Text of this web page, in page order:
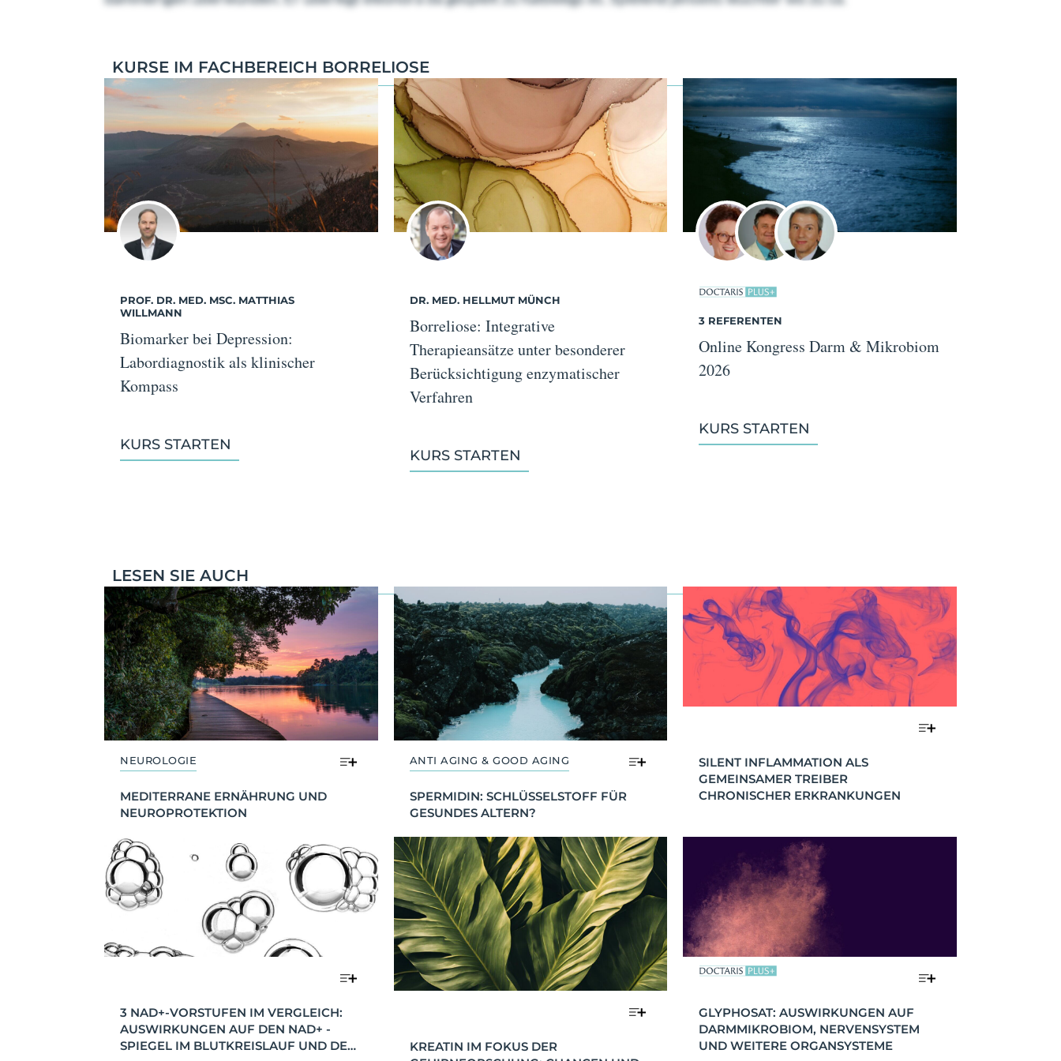
KURSE IM FACHBEREICH BORRELIOSE
PROF. DR. MED. MSC. MATTHIAS
WILLMANN
Biomarker bei Depression:
Labordiagnostik als klinischer
Kompass
KURS STARTEN
DR. MED. HELLMUT MÜNCH
Borreliose: Integrative
Therapieansätze unter besonderer
Berücksichtigung enzymatischer
Verfahren
KURS STARTEN
3 REFERENTEN
Online Kongress Darm & Mikrobiom
2026
KURS STARTEN
LESEN SIE AUCH
NEUROLOGIE
MEDITERRANE ERNÄHRUNG UND
NEUROPROTEKTION
ANTI AGING & GOOD AGING
SPERMIDIN: SCHLÜSSELSTOFF FÜR
GESUNDES ALTERN?
SILENT INFLAMMATION ALS
GEMEINSAMER TREIBER
CHRONISCHER ERKRANKUNGEN
3 NAD+-VORSTUFEN IM VERGLEICH:
AUSWIRKUNGEN AUF DEN NAD+ -
SPIEGEL IM BLUTKREISLAUF UND DEN
KREATIN IM FOKUS DER
GLYPHOSAT: AUSWIRKUNGEN AUF
DARMMIKROBIOM, NERVENSYSTEM
UND WEITERE ORGANSYSTEME